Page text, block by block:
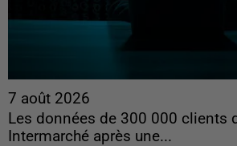
7 août 2026
Les données de 300 000 clients
Intermarché après une...